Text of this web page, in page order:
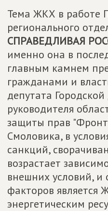
Тема ЖКХ в работе
регионального
СПРАВЕДЛИВАЯ
именно она в
главным камнем
гражданами и
депутата
руководителя
защиты прав
Смоловика, в
санкций,
возрастает
внешних условий,
факторов является
энергетическим